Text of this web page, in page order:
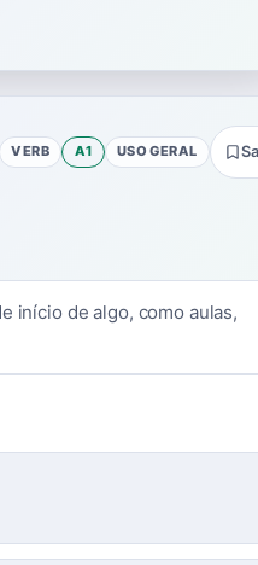
VERB A1 USO GERAL
início de algo, como aulas,